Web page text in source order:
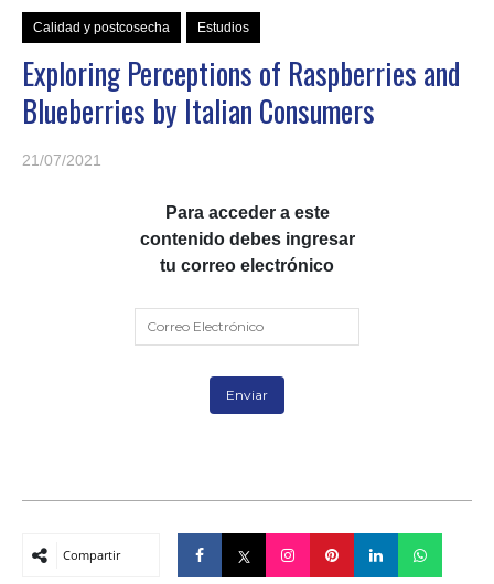
Calidad y postcosecha Estudios
Exploring Perceptions of Raspberries and
Blueberries by Italian Consumers
21/07/2021
Para acceder a este
contenido debes ingresar
tu correo electrónico
Compartir